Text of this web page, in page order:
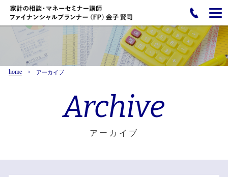
home アーカイブ
Archive
アーカイブ